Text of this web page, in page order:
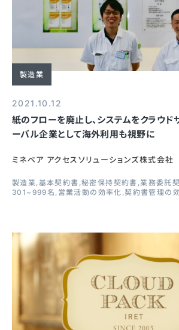
製造業
2021.10.12
紙のフローを廃止し、システムをクラウド
ーバル企業として海外利用も視野に
ミネベア アクセスソリューションズ株式会社
製造業 基本契約書 秘密保持契約書 業務委託
301~999名 営業活動の効率化 契約書管理の